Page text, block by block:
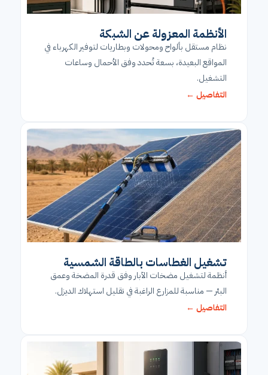
الأنظمة المعزولة عن الشبكة
نظام مستقل بألواح ومحولات وبطاريات لتوفير الكهرباء في
المواقع البعيدة، بسعة تُحدد وفق الأحمال وساعات
التشغيل.
التفاصيل ←
تشغيل الغطاسات بالطاقة الشمسية
أنظمة لتشغيل مضخات الآبار وفق قدرة المضخة وعمق
البئر — مناسبة للمزارع الراغبة في تقليل استهلاك الديزل.
التفاصيل ←